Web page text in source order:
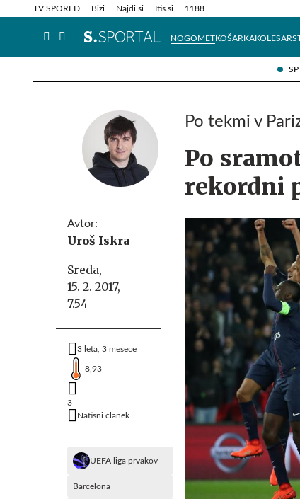
TV SPORED Bizi Najdi.si Itis.si 1188
NOGOMETKOŠARKA
Info in obvestila Tehnik
Avtor:
Uroš Iskra
Sreda,
15. 2. 2017,
7.54
3 leta, 3 mesece
8,93
3
Natisni članek
UEFA liga prvakov
Barcelona
Po tekmi v
Po
rekordni